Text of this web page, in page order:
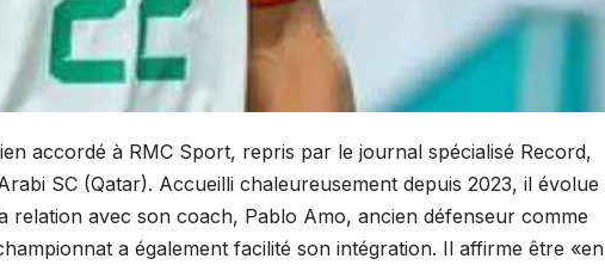
accordé à RMC Sport, repris par le journal spécialisé Record,
SC (Qatar). Accueilli chaleureusement depuis 2023, il évolue
relation avec son coach, Pablo Amo, ancien défenseur comme
a également facilité son intégration. Il affirme être «en